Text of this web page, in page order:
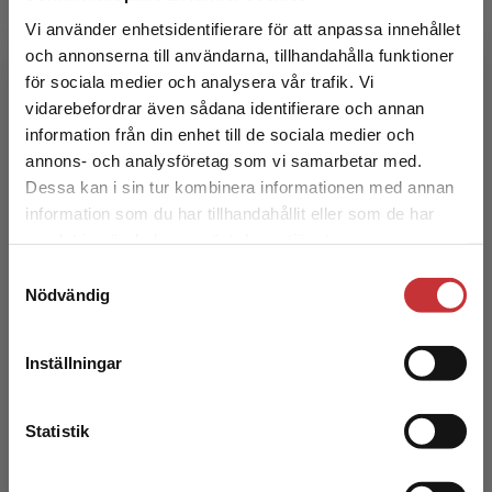
Vi använder enhetsidentifierare för att anpassa innehållet
och annonserna till användarna, tillhandahålla funktioner
för sociala medier och analysera vår trafik. Vi
vidarebefordrar även sådana identifierare och annan
information från din enhet till de sociala medier och
annons- och analysföretag som vi samarbetar med.
Dessa kan i sin tur kombinera informationen med annan
information som du har tillhandahållit eller som de har
Nödvändig
Inställningar
Statistik
Begränsad fraktregion
Det verkar som att du besöker
studentlitteratur.se via en enhet utanför Sverige.
Vi erbjuder inte leveranser utanför Sverige. För
att kunna slutföra ett köp måste
Wedin, Å - Hedman, C (red.)
341 krinkl. moms
Exkl. moms: 322 kr
Flerspråkighet, litteracitet och multimodalitet
211 kr